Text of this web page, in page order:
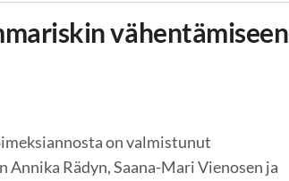
vähentämiseen
on valmistunut
Rädyn, Saana-Mari Vienosen ja